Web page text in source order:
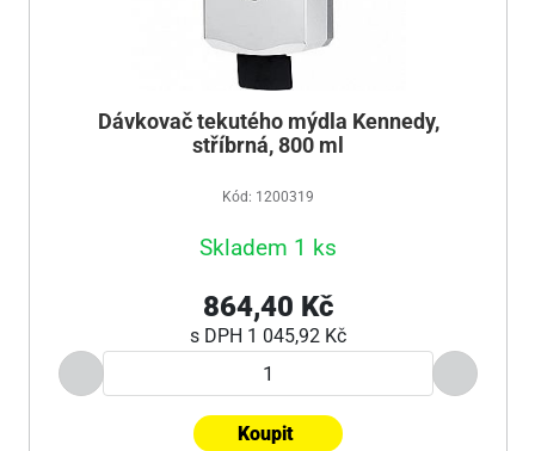
Dávkovač tekutého mýdla Kennedy,
stříbrná, 800 ml
Kód: 1200319
Skladem 1 ks
864,40 Kč
s DPH 1 045,92 Kč
Koupit